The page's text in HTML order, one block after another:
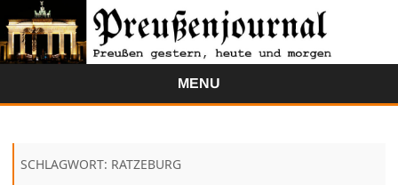
MENU
SCHLAGWORT: RATZEBURG